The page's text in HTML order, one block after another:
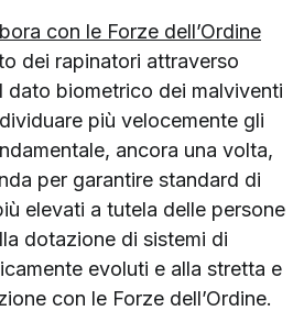
con le Forze dell’Ordine
dei rapinatori attraverso
dato biometrico dei malviventi
più velocemente gli
ancora una volta,
per garantire standard di
elevati a tutela delle persone
dotazione di sistemi di
evoluti e alla stretta e
con le Forze dell’Ordine.